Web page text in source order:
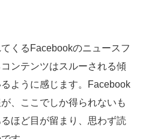
くるFacebookのニュースフ
ンテンツはスルーされる傾
ように感じます。Facebook
、ここでしか得られないも
ほど目が留まり、思わず読